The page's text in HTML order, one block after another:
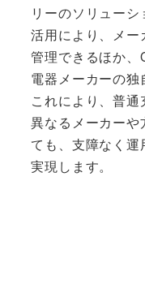
リーのソリュー
活用により、メー
管理できるほか
電器メーカーの独
これにより、普
異なるメーカーや
ても、支障なく運
実現します。